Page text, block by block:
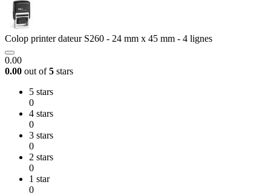
Colop printer dateur S260 - 24 mm x 45 mm - 4 lignes
0.00
0.00 out of5 stars
5 stars
0
4 stars
0
3 stars
0
2 stars
0
1 star
0